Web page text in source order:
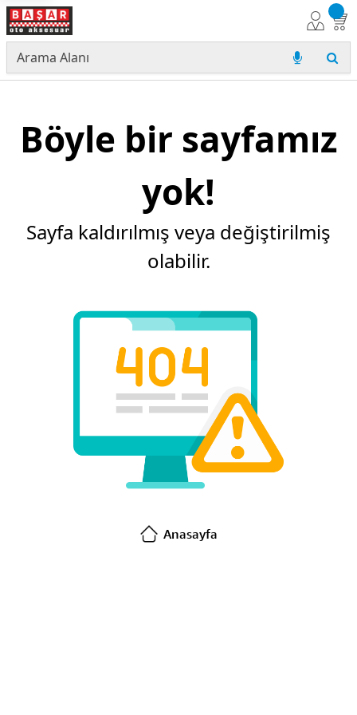
Böyle bir sayfamız
yok!
Sayfa kaldırılmış veya değiştirilmiş
olabilir.
Anasayfa